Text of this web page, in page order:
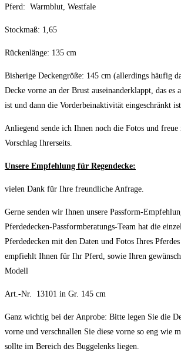
Pferd: Warmblut, Westfale
Stockmaß: 1,65
Rückenlänge: 135 cm
Bisherige Deckengröße: 145 cm (allerdings häufig
Decke vorne an der Brust auseinanderklappt, das es
ist und dann die Vorderbeinaktivität eingeschränkt
Anliegend sende ich Ihnen noch die Fotos und
Vorschlag Ihrerseits.
Unsere Empfehlung für Regendecke:
vielen Dank für Ihre freundliche Anfrage.
Gerne senden wir Ihnen unsere Passform-
Pferdedecken-Passformberatungs-Team hat die
Pferdedecken mit den Daten und Fotos Ihres
empfiehlt Ihnen für Ihr Pferd, sowie Ihren
Modell
Art.-Nr. 13101 in Gr. 145 cm
Ganz wichtig bei der Anprobe: Bitte legen Sie die
vorne und verschnallen Sie diese vorne so eng wie
sollte im Bereich des Buggelenks liegen.